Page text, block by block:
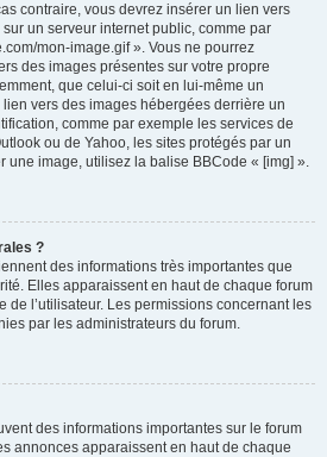
contraire, vous devrez insérer un lien vers
un serveur internet public, comme par
mon-image.gif ». Vous ne pourrez
des images présentes sur votre propre
que celui-ci soit en lui-même un
vers des images hébergées derrière un
comme par exemple les services de
ou de Yahoo, les sites protégés par un
une image, utilisez la balise BBCode « [img] ».
?
des informations très importantes que
Elles apparaissent en haut de chaque forum
de l’utilisateur. Les permissions concernant les
par les administrateurs du forum.
des informations importantes sur le forum
annonces apparaissent en haut de chaque